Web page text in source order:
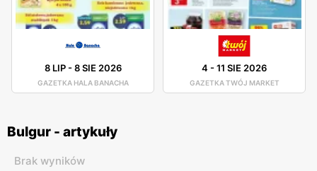
8 LIP-8 SIE 2026
GAZETKA HALA BANACHA
4 -11 SIE 2026
GAZETKA TWÓJ MARKET
Bulgur - artykuły
Brak wyników